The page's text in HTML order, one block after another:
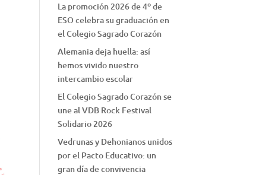
La promoción 2026 de 4º de
ESO celebra su graduación en
el Colegio Sagrado Corazón
Alemania deja huella: así
hemos vivido nuestro
intercambio escolar
El Colegio Sagrado Corazón se
une al VDB Rock Festival
Solidario 2026
Vedrunas y Dehonianos unidos
por el Pacto Educativo: un
gran día de convivencia